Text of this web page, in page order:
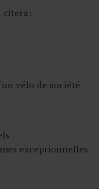
:
vélo de société
exceptionnelles